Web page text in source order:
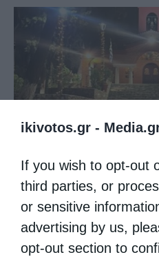
ikivotos.gr -
If you wish to opt-out
third parties, or
or sensitive
advertising by us,
opt-out section to
Το Πρόγραμμα των
Αυγούστου στον...